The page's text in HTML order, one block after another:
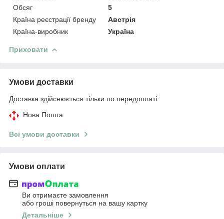
Обсяг
5
Країна реєстрації бренду
Австрія
Країна-виробник
Україна
Приховати
Умови доставки
Доставка здійснюється тільки по передоплаті.
Нова Пошта
Всі умови доставки
Умови оплати
Ви отримаєте замовлення
або гроші повернуться на вашу картку
Детальніше